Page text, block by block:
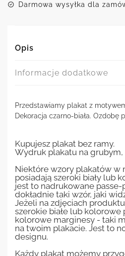
Darmowa wysyłka dla
Opis
Informacje dodatkowe
Przedstawiamy plakat z
Dekoracja czarno-biała. Ozdobę
Kupujesz plakat bez ramy.
Wydruk plakatu na
Niektóre wzory plakatów w
posiadają szeroki biały lub
jest to nadrukowane passe-
dokładnie taki wzór, jaki
Jeżeli na zdjęciach
szerokie białe lub kolorowe
kolorowe marginesy - taki
na twoim plakacie. Jest to
designu.
Każdy plakat możemy